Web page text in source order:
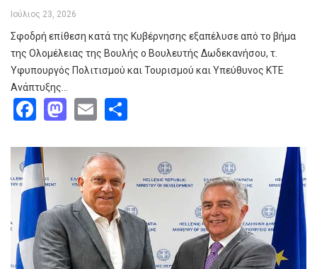
Ιούλιος 23, 2026
Σφοδρή επίθεση κατά της Κυβέρνησης εξαπέλυσε από το βήμα
της Ολομέλειας της Βουλής ο Βουλευτής Δωδεκανήσου, τ.
Υφυπουργός Πολιτισμού και Τουρισμού και Υπεύθυνος ΚΤΕ
Ανάπτυξης…
Facebook
Mastodon
Email